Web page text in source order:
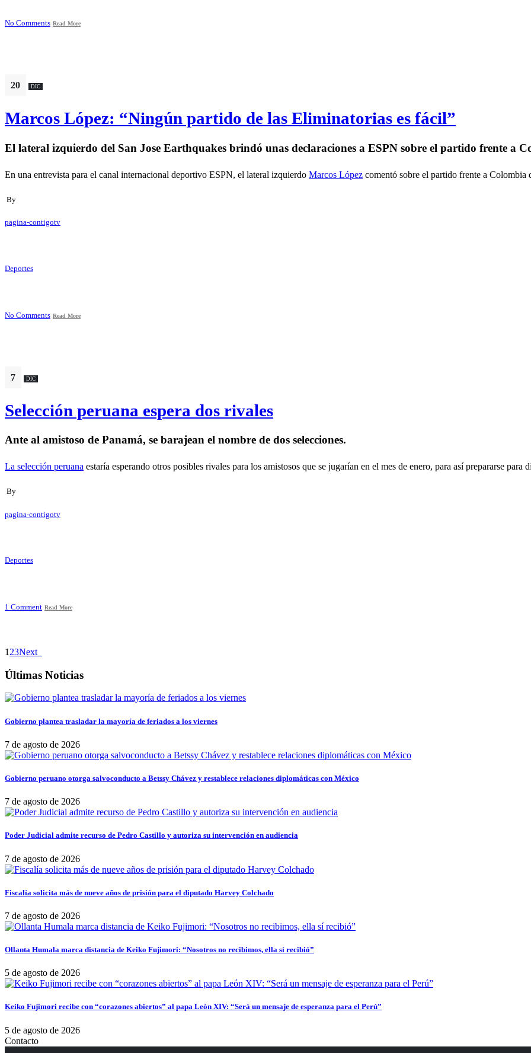
No Comments Read More
20 DIC
Marcos López: “Ningún partido de las Eliminatorias es fácil”
El lateral izquierdo del San Jose Earthquakes brindó unas declaraciones a ESPN sobre el partido frente a
En una entrevista para el canal internacional deportivo ESPN, el lateral izquierdo Marcos López comentó sobre el partido frente a Colombia
By
pagina-contigotv
Deportes
No Comments Read More
7 DIC
Selección peruana espera dos rivales
Ante al amistoso de Panamá, se barajean el nombre de dos selecciones.
La selección peruana estaría esperando otros posibles rivales para los amistosos que se jugarían en el mes de enero, para así prepararse para
By
pagina-contigotv
Deportes
1 Comment Read More
1 23Next
Últimas Noticias
Gobierno plantea trasladar la mayoría de feriados a los viernes
7 de agosto de 2026
Gobierno peruano otorga salvoconducto a Betssy Chávez y restablece relaciones diplomáticas con México
7 de agosto de 2026
Poder Judicial admite recurso de Pedro Castillo y autoriza su intervención en audiencia
7 de agosto de 2026
Fiscalía solicita más de nueve años de prisión para el diputado Harvey Colchado
7 de agosto de 2026
Ollanta Humala marca distancia de Keiko Fujimori: “Nosotros no recibimos, ella sí recibió”
5 de agosto de 2026
Keiko Fujimori recibe con “corazones abiertos” al papa León XIV: “Será un mensaje de esperanza para el Perú”
5 de agosto de 2026
Contacto